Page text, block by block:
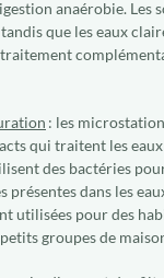
anaérobie. Les
que les eaux
: les
qui traitent les
des bactéries
présentes dans les
utilisées pour des
groupes de